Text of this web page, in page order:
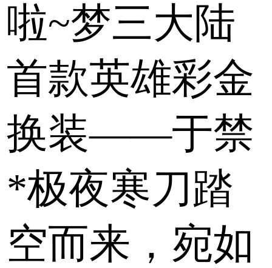
啦~梦三大陆
首款英雄彩金
换装——于禁
*极夜寒刀踏
空而来，宛如